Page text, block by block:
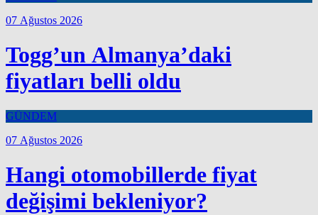
07 Ağustos 2026
Togg’un Almanya’daki
fiyatları belli oldu
GÜNDEM
07 Ağustos 2026
Hangi otomobillerde fiyat
değişimi bekleniyor?